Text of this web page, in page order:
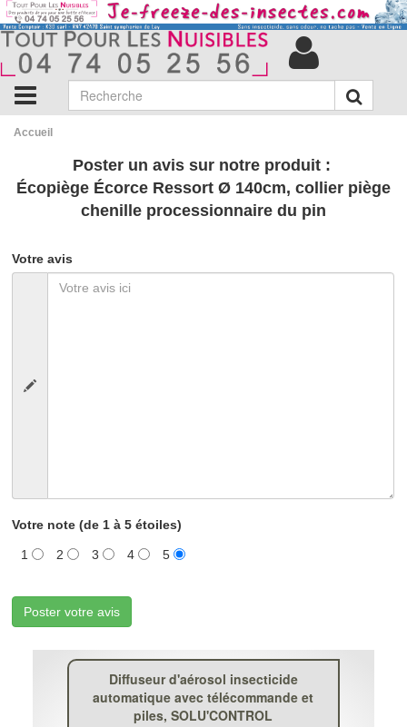
Accueil
Poster un avis sur notre produit :
Écopiège Écorce Ressort Ø 140cm, collier piège
chenille processionnaire du pin
Votre avis
Votre note (de 1 à 5 étoiles)
1 2 3 4 5
Poster votre avis
Diffuseur d'aérosol insecticide
automatique avec télécommande et
piles, SOLU'CONTROL